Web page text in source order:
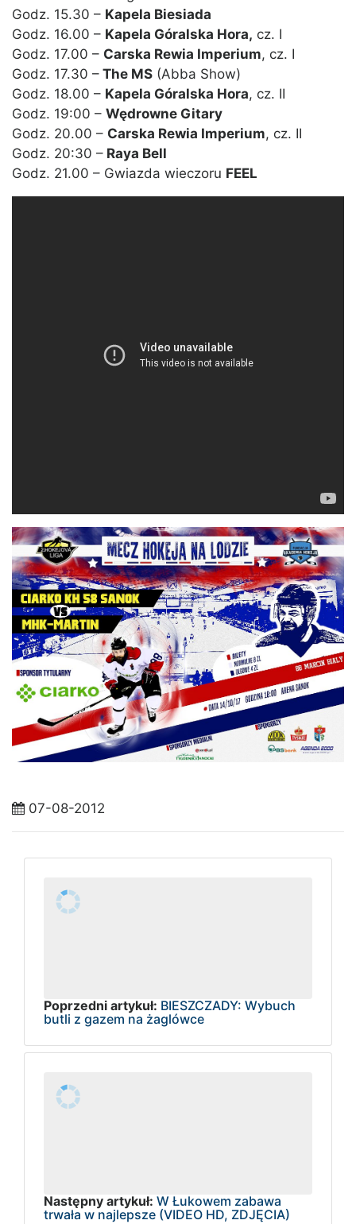
Godz. 15.30 – Kapela Biesiada
Godz. 16.00 – Kapela Góralska Hora, cz. I
Godz. 17.00 – Carska Rewia Imperium, cz. I
Godz. 17.30 – The MS (Abba Show)
Godz. 18.00 – Kapela Góralska Hora, cz. II
Godz. 19:00 – Wędrowne Gitary
Godz. 20.00 – Carska Rewia Imperium, cz. II
Godz. 20:30 – Raya Bell
Godz. 21.00 – Gwiazda wieczoru FEEL
07-08-2012
Poprzedni artykuł: BIESZCZADY: Wybuch
butli z gazem na żaglówce
Następny artykuł: W Łukowem zabawa
trwała w najlepsze (VIDEO HD, ZDJĘCIA)